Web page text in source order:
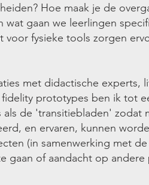
Hoe maak je de
gaan we leerlingen
voor fysieke tools zorgen
met didactische experts,
fidelity prototypes ben ik tot
de 'transitiebladen' zodat
en ervaren, kunnen
(in samenwerking met
gaan of aandacht op